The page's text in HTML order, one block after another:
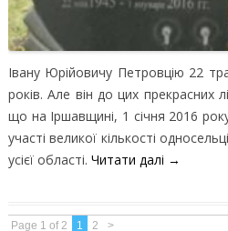
Івану Юрійовичу Петровцію 22
років. Але він до цих прекрасних
що на Іршавщині, 1 січня 2016
участі великої кількості
усієї області. Читати далі →
Page 1 of 2 1 2 >